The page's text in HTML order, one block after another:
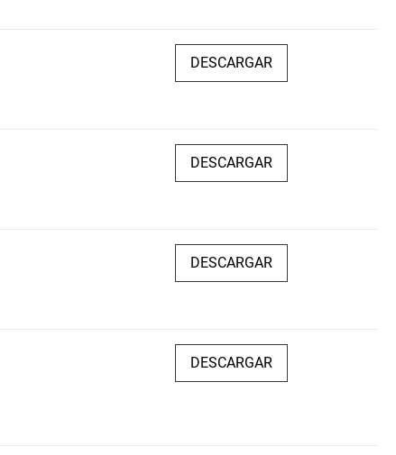
DESCARGAR
DESCARGAR
DESCARGAR
DESCARGAR